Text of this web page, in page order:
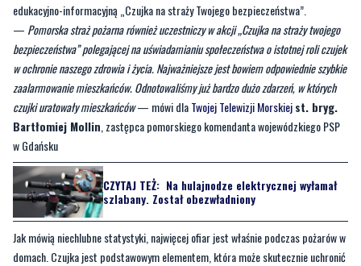
edukacyjno-informacyjną „Czujka na straży Twojego bezpieczeństwa”.
— Pomorska straż pożarna również uczestniczy w akcji „Czujka na straży twojego
bezpieczeństwa” polegającej na uświadamianiu społeczeństwa o istotnej roli czujek
w ochronie naszego zdrowia i życia. Najważniejsze jest bowiem odpowiednie szybkie
zaalarmowanie mieszkańców. Odnotowaliśmy już bardzo dużo zdarzeń, w których
czujki uratowały mieszkańców— mówi dlaTwojej Telewizji Morskiejst. bryg.
Bartłomiej Mollin , zastępca pomorskiego komendanta wojewódzkiego PSP
w Gdańsku
CZYTAJ TEŻ: Na hulajnodze elektrycznej wyłamał
szlabany. Został obezwładniony
Jak mówią niechlubne statystyki, najwięcej ofiar jest właśnie podczas pożarów w
domach. Czujka jest podstawowym elementem, która może skutecznie uchronić